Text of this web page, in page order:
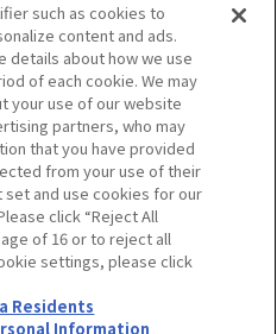
ディアポリシー
いに関する保護方針
著作権・商標について
的な対応方針
such as cookies to
content and ads.
details about how we use
of each cookie. We may
your use of our website
partners, who may
that you have provided
from your use of their
and use cookies for our
click “Reject All
of 16 or to reject all
settings, please click
Residents
Information